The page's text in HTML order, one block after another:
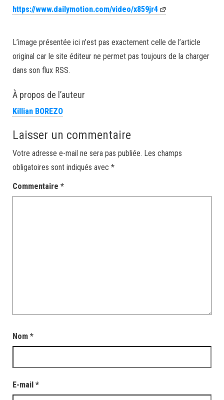
https://www.dailymotion.com/video/x859jr4
L’image présentée ici n’est pas exactement celle de l’article
original car le site éditeur ne permet pas toujours de la charger
dans son flux RSS.
À propos de l’auteur
Killian BOREZO
Laisser un commentaire
Votre adresse e-mail ne sera pas publiée. Les champs
obligatoires sont indiqués avec *
Commentaire *
Nom *
E-mail *